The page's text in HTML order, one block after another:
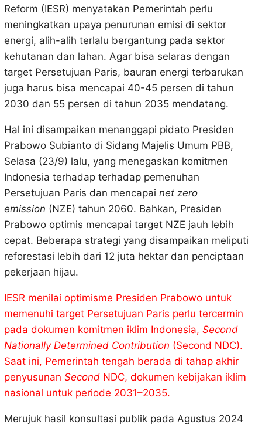
Reform (IESR) menyatakan Pemerintah perlu
meningkatkan upaya penurunan emisi di sektor
energi, alih-alih terlalu bergantung pada sektor
kehutanan dan lahan. Agar bisa selaras dengan
target Persetujuan Paris, bauran energi terbarukan
juga harus bisa mencapai 40-45 persen di tahun
2030 dan 55 persen di tahun 2035 mendatang.
Hal ini disampaikan menanggapi pidato Presiden
Prabowo Subianto di Sidang Majelis Umum PBB,
Selasa (23/9) lalu, yang menegaskan komitmen
Indonesia terhadap terhadap pemenuhan
Persetujuan Paris dan mencapai net zero
emission (NZE) tahun 2060. Bahkan, Presiden
Prabowo optimis mencapai target NZE jauh lebih
cepat. Beberapa strategi yang disampaikan meliputi
reforestasi lebih dari 12 juta hektar dan penciptaan
pekerjaan hijau.
IESR menilai optimisme Presiden Prabowo untuk
memenuhi target Persetujuan Paris perlu tercermin
pada dokumen komitmen iklim Indonesia, Second
Nationally Determined Contribution (Second NDC).
Saat ini, Pemerintah tengah berada di tahap akhir
penyusunan SecondNDC, dokumen kebijakan iklim
nasional untuk periode 2031–2035.
Merujuk hasil konsultasi publik pada Agustus 2024